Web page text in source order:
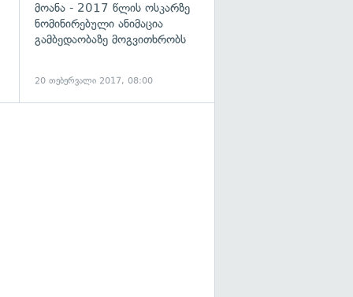
მოანა - 2017 წლის ოსკარზე
ნომინირებული ანიმაცია
გამბედაობაზე მოგვითხრობს
20 თებერვალი 2017, 08:00